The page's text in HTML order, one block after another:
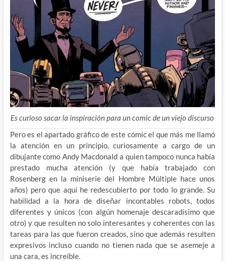
Es curioso sacar la inspiración para un comic de un viejo discurso
Pero es el apartado gráfico de este cómic el que más me llamó
la atención en un principio, curiosamente a cargo de un
dibujante como Andy Macdonald a quien tampoco nunca había
prestado mucha atención (y que había trabajado con
Rosenberg en la miniserie del Hombre Múltiple hace unos
años) pero que aquí he redescubierto por todo lo grande. Su
habilidad a la hora de diseñar incontables robots, todos
diferentes y únicos (con algún homenaje descaradísimo que
otro) y que resulten no solo interesantes y coherentes con las
tareas para las que fueron creados, sino que además resulten
expresivos incluso cuando no tienen nada que se asemeje a
una cara, es increíble.